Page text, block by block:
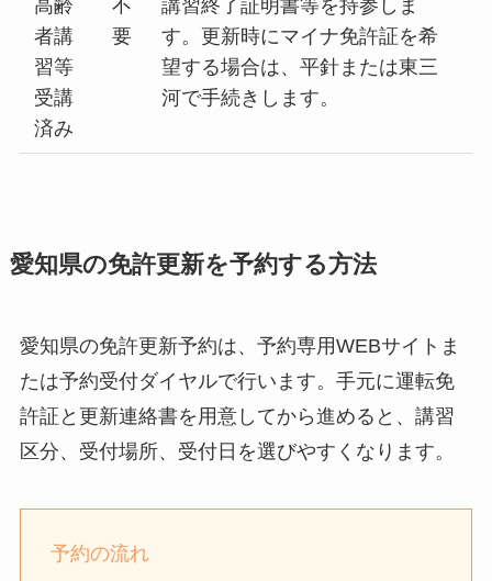
高齢
者講
習等
受講
済み
不
要
講習終了証明書等を持参しま
す。更新時にマイナ免許証を希
望する場合は、平針または東三
河で手続きします。
愛知県の免許更新を予約する方法
愛知県の免許更新予約は、予約専用WEBサイトま
たは予約受付ダイヤルで行います。手元に運転免
許証と更新連絡書を用意してから進めると、講習
区分、受付場所、受付日を選びやすくなります。
予約の流れ